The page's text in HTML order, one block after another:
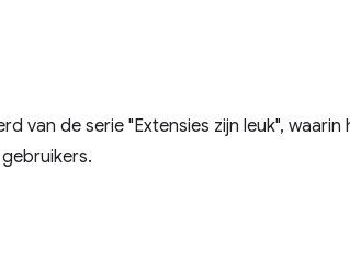
van de serie "Extensies zijn leuk",